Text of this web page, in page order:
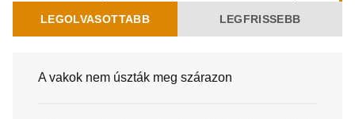
LEGOLVASOTTABB LEGFRISSEBB
A vakok nem úszták meg szárazon